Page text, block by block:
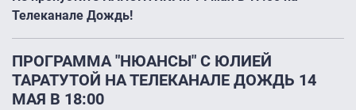
Телеканале Дождь!
ПРОГРАММА "НЮАНСЫ" С ЮЛИЕЙ
ТАРАТУТОЙ НА ТЕЛЕКАНАЛЕ ДОЖДЬ 14
МАЯ В 18:00